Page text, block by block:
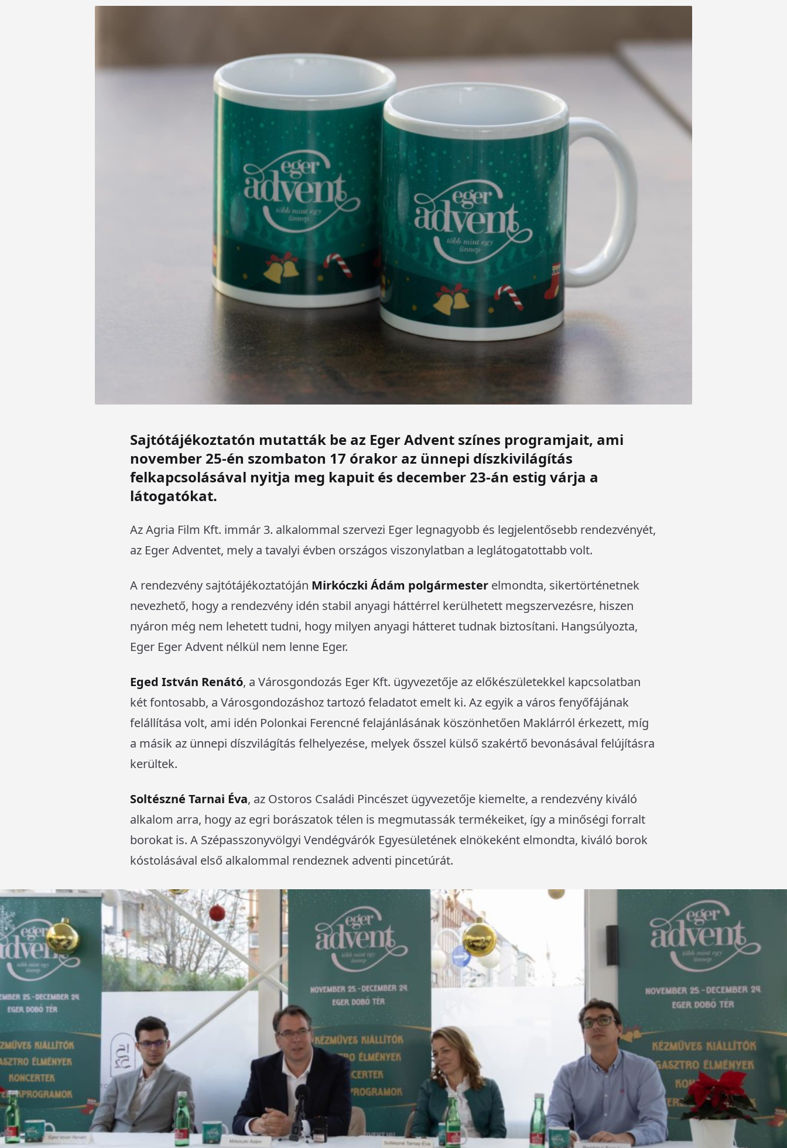
Sajtótájékoztatón mutatták be az Eger Advent színes programjait, ami
november 25-én szombaton 17 órakor az ünnepi díszkivilágítás
felkapcsolásával nyitja meg kapuit és december 23-án estig várja a
látogatókat.
Az Agria Film Kft. immár 3. alkalommal szervezi Eger legnagyobb és legjelentősebb rendezvényét,
az Eger Adventet, mely a tavalyi évben országos viszonylatban a leglátogatottabb volt.
A rendezvény sajtótájékoztatóján Mirkóczki Ádám polgármester elmondta, sikertörténetnek
nevezhető, hogy a rendezvény idén stabil anyagi háttérrel kerülhetett megszervezésre, hiszen
nyáron még nem lehetett tudni, hogy milyen anyagi hátteret tudnak biztosítani. Hangsúlyozta,
Eger Eger Advent nélkül nem lenne Eger.
Eged István Renátó, a Városgondozás Eger Kft. ügyvezetője az előkészületekkel kapcsolatban
két fontosabb, a Városgondozáshoz tartozó feladatot emelt ki. Az egyik a város fenyőfájának
felállítása volt, ami idén Polonkai Ferencné felajánlásának köszönhetően Maklárról érkezett, míg
a másik az ünnepi díszvilágítás felhelyezése, melyek ősszel külső szakértő bevonásával felújításra
kerültek.
Soltészné Tarnai Éva, az Ostoros Családi Pincészet ügyvezetője kiemelte, a rendezvény kiváló
alkalom arra, hogy az egri borászatok télen is megmutassák termékeiket, így a minőségi forralt
borokat is. A Szépasszonyvölgyi Vendégvárók Egyesületének elnökeként elmondta, kiváló borok
kóstolásával első alkalommal rendeznek adventi pincetúrát.